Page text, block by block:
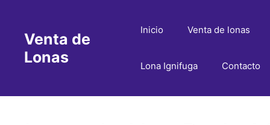
contenidoVenta de
Lonas
Inicio Venta de lonas
Lona Ignifuga Contacto